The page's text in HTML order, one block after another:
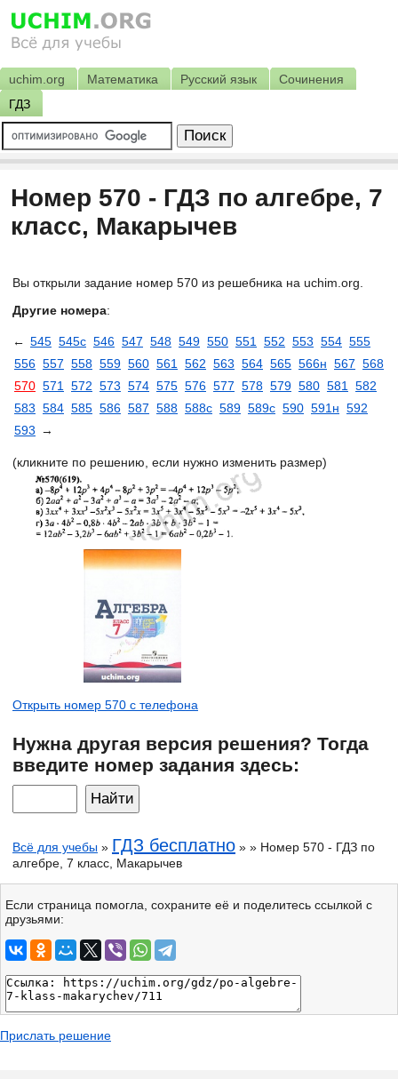
uchim.org Математика Русский язык
Сочинения
ГДЗ
Номер 570 - ГДЗ по алгебре, 7
класс, Макарычев
Вы открыли задание номер 570 из решебника на uchim.org.
Другие номера:
← 545 545с 546 547 548 549 550 551 552 553 554 555
556 557 558 559 560 561 562 563 564 565 566н 567 568
570 571 572 573 574 575 576 577 578 579 580 581
582
583 584 585 586 587 588 588с 589 589с 590 591н 592
593 →
(кликните по решению, если нужно изменить размер)
Открыть номер 570 с телефона
Нужна другая версия решения? Тогда
введите номер задания здесь:
Всё для учебы » ГДЗ бесплатно » » Номер 570 - ГДЗ по
алгебре, 7 класс, Макарычев
Если страница помогла, сохраните её и поделитесь ссылкой с
друзьями:
Прислать решение